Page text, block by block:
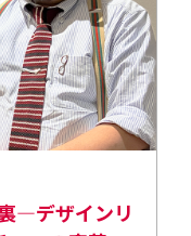
―デザインリ